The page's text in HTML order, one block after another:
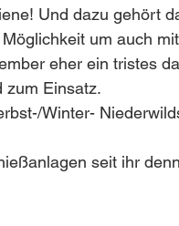
Und dazu gehört
um auch
eher ein tristes
zum Einsatz.
Winter-
seit ihr